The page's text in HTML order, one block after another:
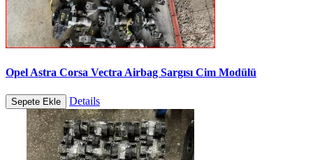
Opel Astra Corsa Vectra Airbag Sargısı Cim Modülü
Sepete Ekle Details